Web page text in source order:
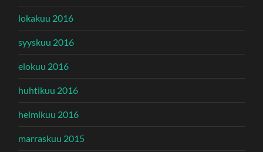
lokakuu 2016
syyskuu 2016
elokuu 2016
huhtikuu 2016
helmikuu 2016
marraskuu 2015